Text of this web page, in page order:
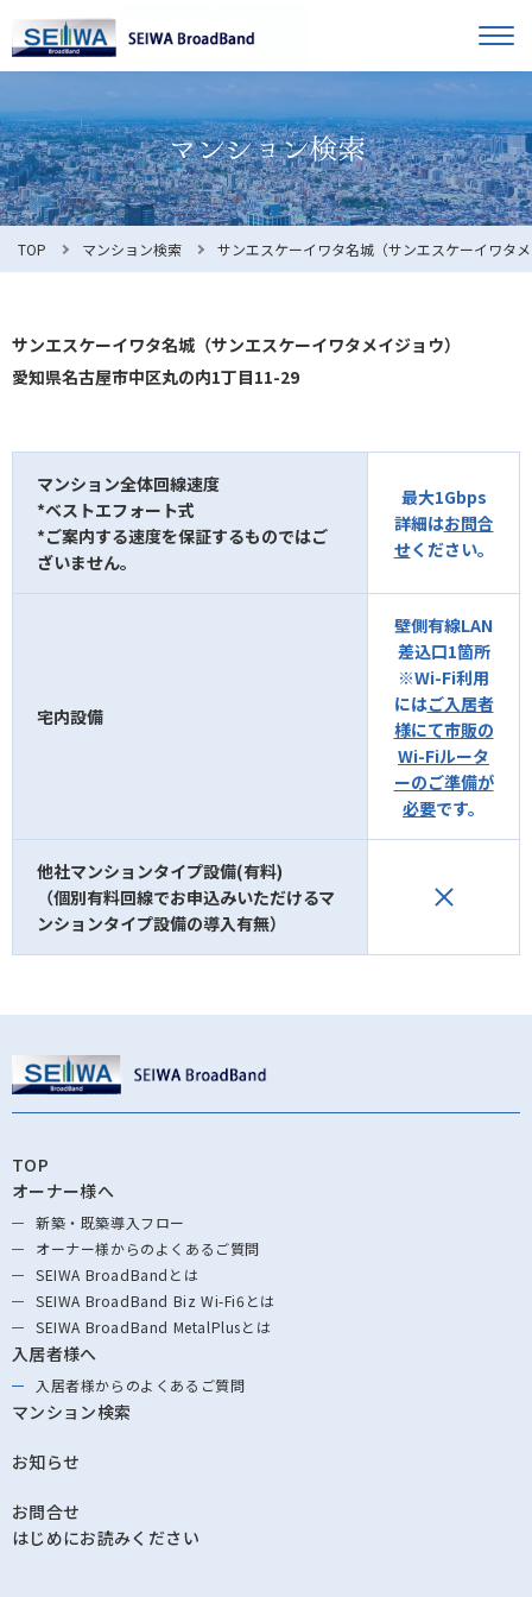
オーナー様へ
入居者様へ
お知らせ
利用規約
お問合せ マンション検索
TOP マンション検索 サンエスケーイワタ名城（サンエスケーイワタ
サンエスケーイワタ名城（サンエスケーイワタメイジョウ）
愛知県名古屋市中区丸の内1丁目11-29
マンション全体回線速度
*ベストエフォート式
*ご案内する速度を保証するものではご
ざいません。
最大1Gbps
詳細はお問合
せください。
宅内設備
壁側有線LAN
差込口1箇所
※Wi-Fi利用
にはご入居者
様にて市販の
Wi-Fiルータ
ーのご準備が
必要です。
他社マンションタイプ設備(有料)
（個別有料回線でお申込みいただけるマ
ンションタイプ設備の導入有無）
TOP
オーナー様へ
新築・既築導⼊フロー
オーナー様からのよくあるご質問
SEIWA BroadBandとは
SEIWA BroadBand Biz Wi-Fi6とは
SEIWA BroadBand MetalPlusとは
入居者様へ
入居者様からのよくあるご質問
マンション検索
お知らせ
お問合せ
はじめにお読みください